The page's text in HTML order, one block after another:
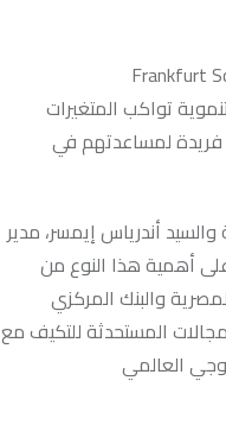
تواكب المتغيرات
فريدة لمساعدتهم في
أندرياس إيمسر، مدير
على أهمية هذا النوع من
والبنك المركزي
المستحدثة للتكيف مع
العالمي